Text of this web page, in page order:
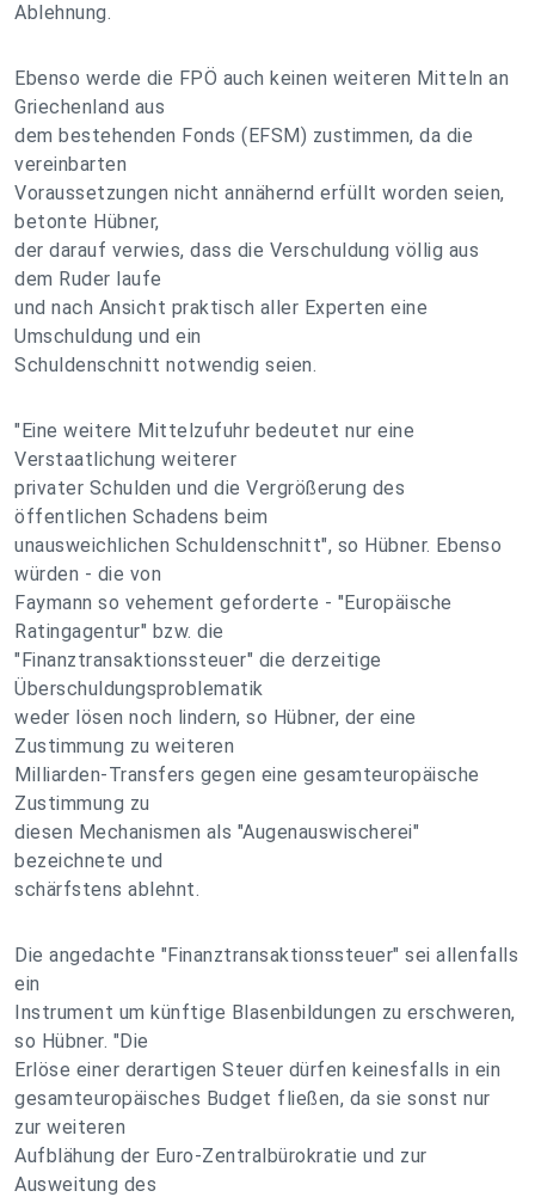
Ablehnung.
Ebenso werde die FPÖ auch keinen weiteren Mitteln an
Griechenland aus
dem bestehenden Fonds (EFSM) zustimmen, da die
vereinbarten
Voraussetzungen nicht annähernd erfüllt worden seien,
betonte Hübner,
der darauf verwies, dass die Verschuldung völlig aus
dem Ruder laufe
und nach Ansicht praktisch aller Experten eine
Umschuldung und ein
Schuldenschnitt notwendig seien.
"Eine weitere Mittelzufuhr bedeutet nur eine
Verstaatlichung weiterer
privater Schulden und die Vergrößerung des
öffentlichen Schadens beim
unausweichlichen Schuldenschnitt", so Hübner. Ebenso
würden - die von
Faymann so vehement geforderte - "Europäische
Ratingagentur" bzw. die
"Finanztransaktionssteuer" die derzeitige
Überschuldungsproblematik
weder lösen noch lindern, so Hübner, der eine
Zustimmung zu weiteren
Milliarden-Transfers gegen eine gesamteuropäische
Zustimmung zu
diesen Mechanismen als "Augenauswischerei"
bezeichnete und
schärfstens ablehnt.
Die angedachte "Finanztransaktionssteuer" sei allenfalls
ein
Instrument um künftige Blasenbildungen zu erschweren,
so Hübner. "Die
Erlöse einer derartigen Steuer dürfen keinesfalls in ein
gesamteuropäisches Budget fließen, da sie sonst nur
zur weiteren
Aufblähung der Euro-Zentralbürokratie und zur
Ausweitung des